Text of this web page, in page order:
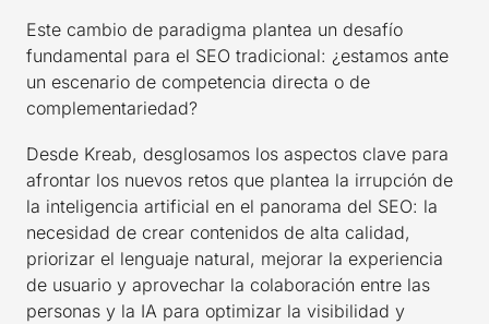
Este cambio de paradigma plantea un desafío
fundamental para el SEO tradicional: ¿estamos ante
un escenario de competencia directa o de
complementariedad?
Desde Kreab, desglosamos los aspectos clave para
afrontar los nuevos retos que plantea la irrupción de
la inteligencia artificial en el panorama del SEO: la
necesidad de crear contenidos de alta calidad,
priorizar el lenguaje natural, mejorar la experiencia
de usuario y aprovechar la colaboración entre las
personas y la IA para optimizar la visibilidad y